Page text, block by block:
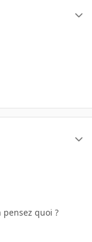
quoi ?